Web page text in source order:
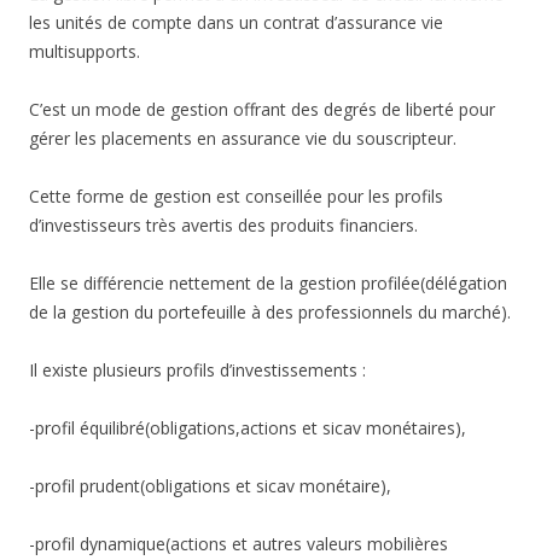
les unités de compte dans un contrat d’assurance vie
multisupports.
C’est un mode de gestion offrant des degrés de liberté pour
gérer les placements en assurance vie du souscripteur.
Cette forme de gestion est conseillée pour les profils
d’investisseurs très avertis des produits financiers.
Elle se différencie nettement de la gestion profilée(délégation
de la gestion du portefeuille à des professionnels du marché).
Il existe plusieurs profils d’investissements :
-profil équilibré(obligations,actions et sicav monétaires),
-profil prudent(obligations et sicav monétaire),
-profil dynamique(actions et autres valeurs mobilières